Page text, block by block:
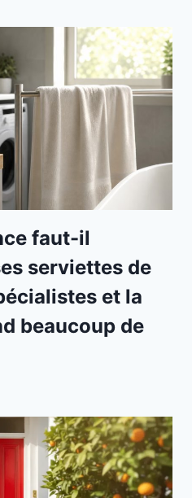
faut-il
serviettes de
et la
beaucoup de